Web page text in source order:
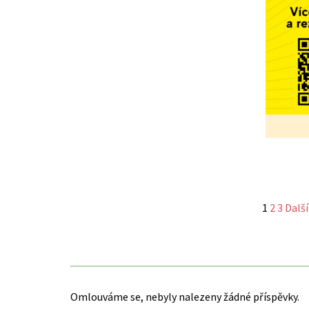
1 23
Omlouváme se, nebyly nalezeny žádné příspěvky.